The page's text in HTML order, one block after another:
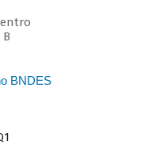
BNDES